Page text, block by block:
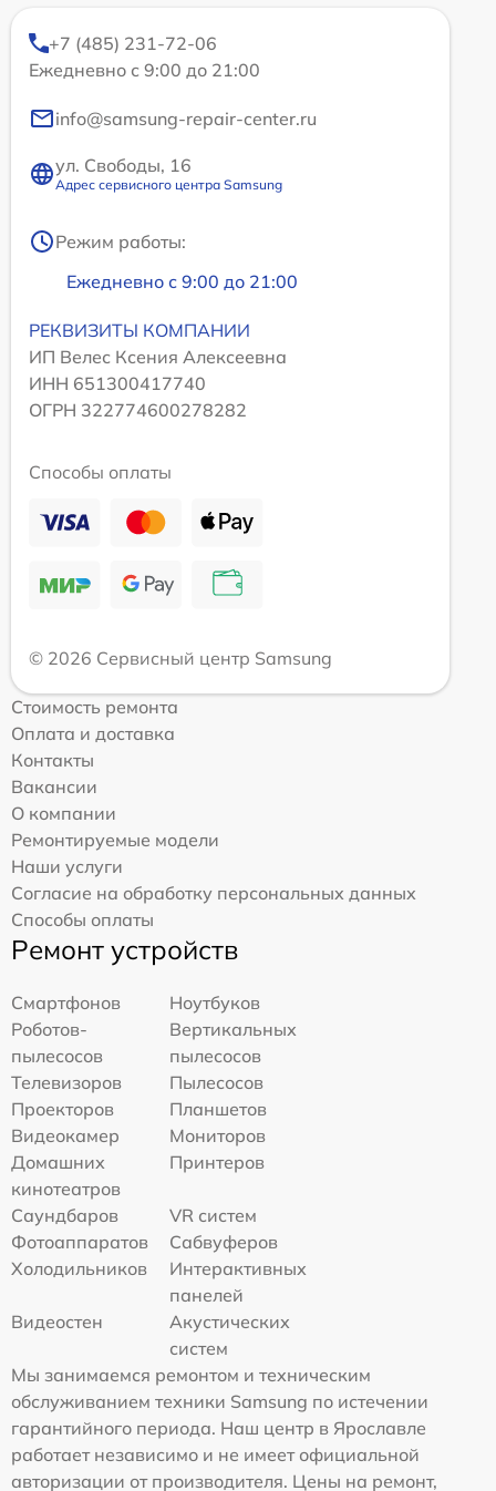
+7 (485) 231-72-06
Ежедневно с 9:00 до 21:00
info@samsung-repair-center.ru
ул. Свободы, 16
Адрес сервисного центра Samsung
Режим работы:
Ежедневно с 9:00 до 21:00
РЕКВИЗИТЫ КОМПАНИИ
ИП Велес Ксения Алексеевна
ИНН 651300417740
ОГРН 322774600278282
Способы оплаты
© 2026 Сервисный центр Samsung
Стоимость ремонта
Оплата и доставка
Контакты
Вакансии
О компании
Ремонтируемые модели
Наши услуги
Согласие на обработку персональных данных
Способы оплаты
Ремонт устройств
Смартфонов
Ноутбуков
Роботов-
пылесосов
Вертикальных
пылесосов
Телевизоров
Пылесосов
Проекторов
Планшетов
Видеокамер
Мониторов
Домашних
кинотеатров
Принтеров
Саундбаров
VR систем
Фотоаппаратов
Сабвуферов
Холодильников
Интерактивных
панелей
Видеостен
Акустических
систем
Мы занимаемся ремонтом и техническим
обслуживанием техники Samsung по истечении
гарантийного периода. Наш центр в Ярославле
работает независимо и не имеет официальной
авторизации от производителя. Цены на ремонт,